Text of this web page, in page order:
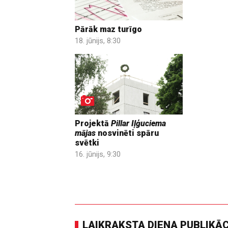
Pārāk maz turīgo
18. jūnijs, 8:30
Projektā Pillar Iļģuciema
mājas nosvinēti spāru
svētki
16. jūnijs, 9:30
LAIKRAKSTA DIENA